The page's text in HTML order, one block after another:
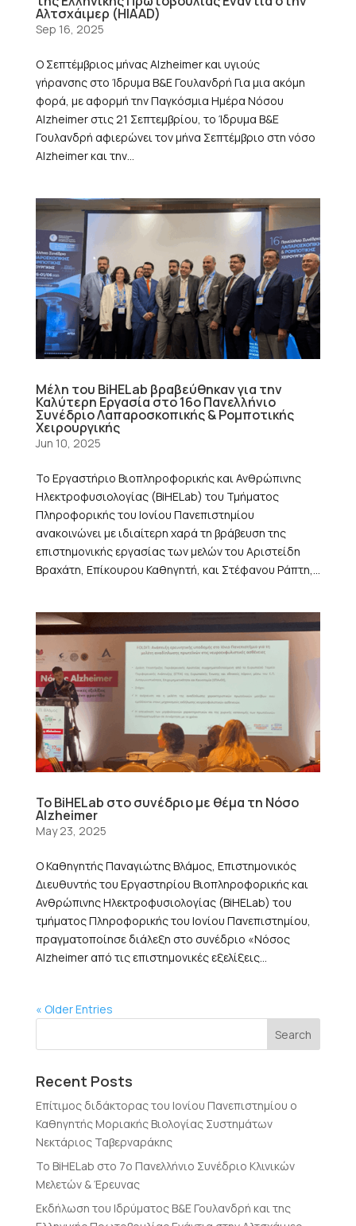
Αλτσχάιμερ (HIAAD)
Sep 16, 2025
Ο Σεπτέμβριος μήνας Alzheimer και υγιούς
γήρανσης στο Ίδρυμα Β&Ε Γουλανδρή Για μια ακόμη
φορά, με αφορμή την Παγκόσμια Ημέρα Νόσου
Alzheimer στις 21 Σεπτεμβρίου, το Ίδρυμα Β&Ε
Γουλανδρή αφιερώνει τον μήνα Σεπτέμβριο στη νόσο
Alzheimer και την...
Μέλη του BiHELab βραβεύθηκαν για την
Καλύτερη Εργασία στο 16ο Πανελλήνιο
Συνέδριο Λαπαροσκοπικής & Ρομποτικής
Χειρουργικής
Jun 10, 2025
Το Εργαστήριο Βιοπληροφορικής και Ανθρώπινης
Ηλεκτροφυσιολογίας (BiHELab) του Τμήματος
Πληροφορικής του Ιονίου Πανεπιστημίου
ανακοινώνει με ιδιαίτερη χαρά τη βράβευση της
επιστημονικής εργασίας των μελών του Αριστείδη
Βραχάτη, Επίκουρου Καθηγητή, και Στέφανου Ράπτη,...
Το BiHELab στο συνέδριο με θέμα τη Νόσο
Alzheimer
May 23, 2025
Ο Καθηγητής Παναγιώτης Βλάμος, Επιστημονικός
Διευθυντής του Εργαστηρίου Βιοπληροφορικής και
Ανθρώπινης Ηλεκτροφυσιολογίας (BiHELab) του
τμήματος Πληροφορικής του Ιονίου Πανεπιστημίου,
πραγματοποίησε διάλεξη στο συνέδριο «Νόσος
Alzheimer από τις επιστημονικές εξελίξεις...
« Older Entries
Recent Posts
Επίτιμος διδάκτορας του Ιονίου Πανεπιστημίου ο
Καθηγητής Μοριακής Βιολογίας Συστημάτων
Νεκτάριος Ταβερναράκης
Το BiHELab στο 7ο Πανελλήνιο Συνέδριο Κλινικών
Μελετών & Έρευνας
Εκδήλωση του Ιδρύματος Β&Ε Γουλανδρή και της